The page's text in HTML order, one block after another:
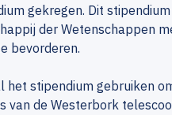
gekregen. Dit
der Wetenschappen
bevorderen.
het stipendium gebruiken
van de Westerbork